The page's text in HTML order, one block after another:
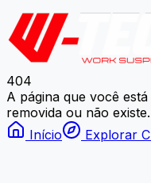
404
A página que você
removida ou não existe.
Início
Explorar